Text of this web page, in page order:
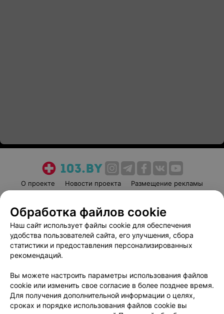
О проекте Новости проекта
Размещение рекламы
Пользовательское соглашение
Способы оплаты
Вакансии
Партнеры
Написать руководителю 103.by
Обработка персональных данных
Обработка файлов cookie
Наш сайт использует файлы cookie для обеспечения
удобства пользователей сайта, его улучшения, сбора
статистики и предоставления персонализированных
рекомендаций.
Вы можете настроить параметры использования файлов
cookie или изменить свое согласие в более позднее время.
Для получения дополнительной информации о целях,
сроках и порядке использования файлов cookie вы